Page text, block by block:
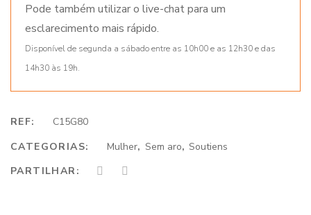
Pode também utilizar o live-chat para um
esclarecimento mais rápido.
Disponível de segunda a sábado entre as 10h00 e as 12h30 e das
14h30 às 19h.
REF:
C15G80
CATEGORIAS:
Mulher, Sem aro,Soutiens
PARTILHAR: